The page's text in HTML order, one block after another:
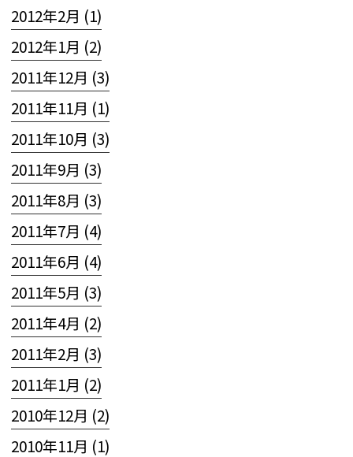
2012年2月 (1)
2012年1月 (2)
2011年12月 (3)
2011年11月 (1)
2011年10月 (3)
2011年9月 (3)
2011年8月 (3)
2011年7月 (4)
2011年6月 (4)
2011年5月 (3)
2011年4月 (2)
2011年2月 (3)
2011年1月 (2)
2010年12月 (2)
2010年11月 (1)